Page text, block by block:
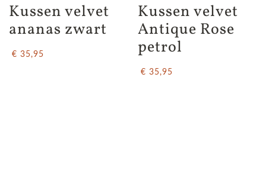
Kussen velvet
ananas zwart
€ 35,95
Kussen velvet
Antique Rose
petrol
€ 35,95